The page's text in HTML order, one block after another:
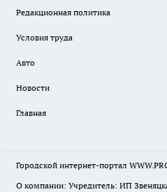
Редакционная политика
Условия труда
Авто
Новости
Главная
Городской интернет-портал
О компании: Учредитель: ИП